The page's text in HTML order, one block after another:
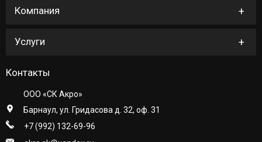
Компания
Услуги
Контакты
ООО «СК Акро»
Барнаул, ул. Гридасова д. 32, оф. 31
+7 (992) 132-69-96